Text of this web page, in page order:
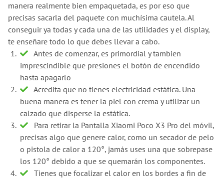
manera realmente bien empaquetada, es por eso que
precisas sacarla del paquete con muchísima cautela. Al
conseguir ya todas y cada una de las utilidades y el display,
te enseñare todo lo que debes llevar a cabo.
Antes de comenzar, es primordial y tambien
imprescindible que presiones el botón de encendido
hasta apagarlo
Acredita que no tienes electricidad estática. Una
buena manera es tener la piel con crema y utilizar un
calzado que disperse la estática.
Para retirar la Pantalla Xiaomi Poco X3 Pro del móvil,
precisas algo que genere calor, como un secador de pelo
o pistola de calor a 120°, jamás uses una que sobrepase
los 120° debido a que se quemarán los componentes.
Tienes que focalizar el calor en los bordes a fin de